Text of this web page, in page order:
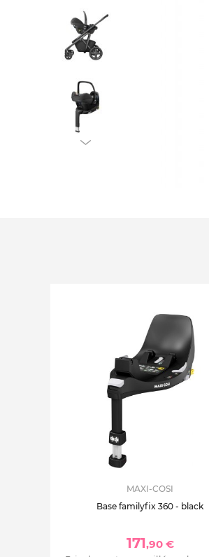
MAXI-COSI
Base familyfix 360 - black
171,90 €